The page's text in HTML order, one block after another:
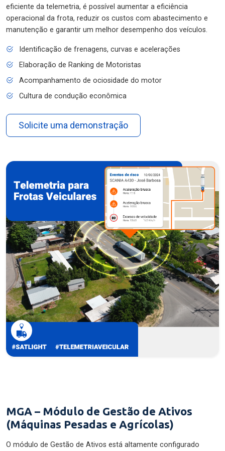
eficiente da telemetria, é possível aumentar a eficiência
operacional da frota, reduzir os custos com abastecimento e
manutenção e garantir um melhor desempenho dos veículos.
Identificação de frenagens, curvas e acelerações
Elaboração de Ranking de Motoristas
Acompanhamento de ociosidade do motor
Cultura de condução econômica
Solicite uma demonstração
MGA – Módulo de Gestão de Ativos
(Máquinas Pesadas e Agrícolas)
O módulo de Gestão de Ativos está altamente configurado